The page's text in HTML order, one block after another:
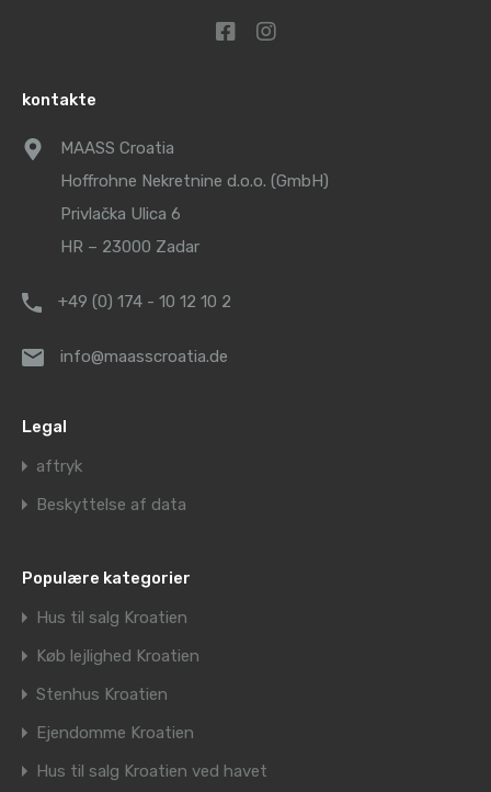
kontakte
MAASS Croatia
Hoffrohne Nekretnine d.o.o. (GmbH)
Privlačka Ulica 6
HR – 23000 Zadar
+49 (0) 174 - 10 12 10 2
info@maasscroatia.de
Legal
aftryk
Beskyttelse af data
Populære kategorier
Hus til salg Kroatien
Køb lejlighed Kroatien
Stenhus Kroatien
Ejendomme Kroatien
Hus til salg Kroatien ved havet